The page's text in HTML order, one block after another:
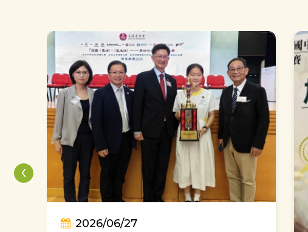
恭賀本校同學於2026年香港中學文憑試（HKDSE）中取得卓
2026/06/27
‹